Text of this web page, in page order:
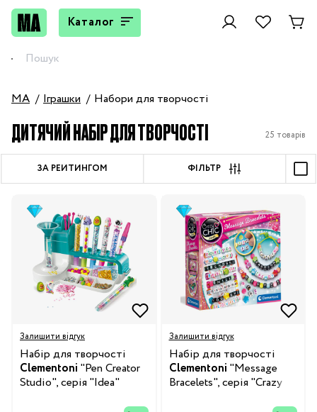
Каталог
MA Іграшки Набори для творчості
ДИТЯЧИЙ НАБІР ДЛЯ ТВОРЧОСТІ 25 товарів
ЗА РЕЙТИНГОМ ФІЛЬТР
Залишити відгук
Набір для творчості
Clementoni "Pen Creator
Studio", серія "Idea"
Залишити відгук
Набір для творчості
Clementoni "Message
Bracelets", серія "Crazy